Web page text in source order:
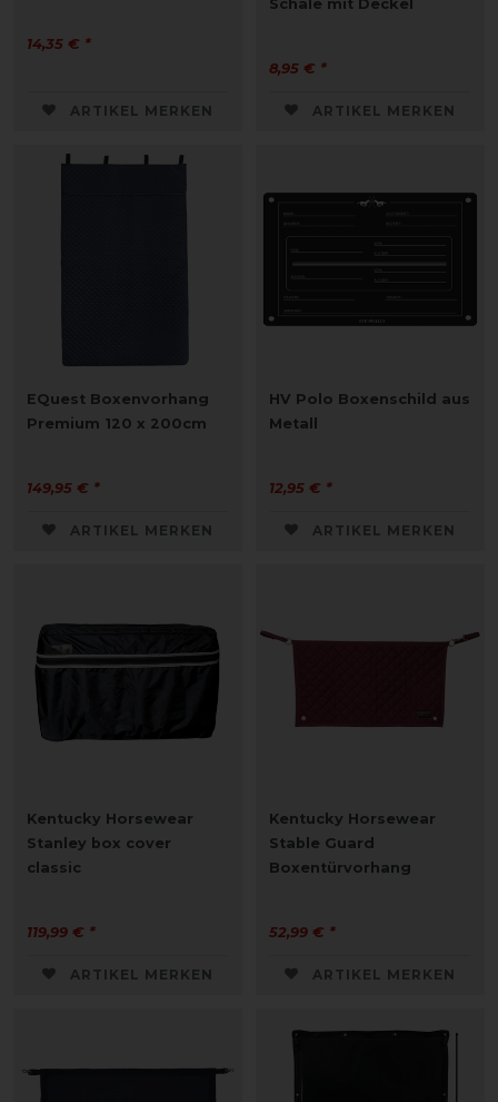
14,35 € *
ARTIKEL MERKEN
Schale mit Deckel
8,95 € *
ARTIKEL MERKEN
EQuest Boxenvorhang
Premium 120 x 200cm
149,95 € *
ARTIKEL MERKEN
HV Polo Boxenschild aus
Metall
12,95 € *
ARTIKEL MERKEN
Kentucky Horsewear
Stanley box cover
classic
119,99 € *
ARTIKEL MERKEN
Kentucky Horsewear
Stable Guard
Boxentürvorhang
52,99 € *
ARTIKEL MERKEN